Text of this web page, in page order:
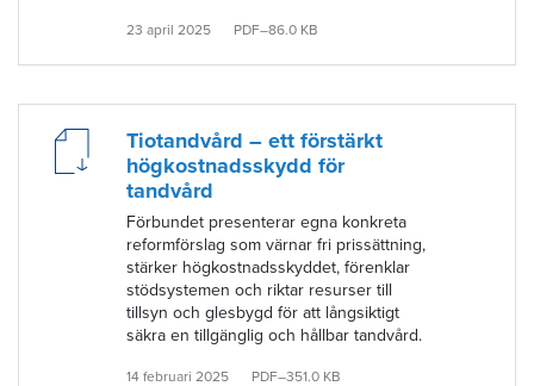
23 april 2025 PDF–86.0 KB
Tiotandvård – ett förstärkt
högkostnadsskydd för
tandvård
Förbundet presenterar egna konkreta
reformförslag som värnar fri prissättning,
stärker högkostnadsskyddet, förenklar
stödsystemen och riktar resurser till
tillsyn och glesbygd för att långsiktigt
säkra en tillgänglig och hållbar tandvård.
14 februari 2025 PDF–351.0 KB